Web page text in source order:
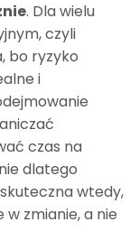
. Dla wielu
czyli
bo ryzyko
i
czas na
dlatego
wtedy,
zmianie, a nie